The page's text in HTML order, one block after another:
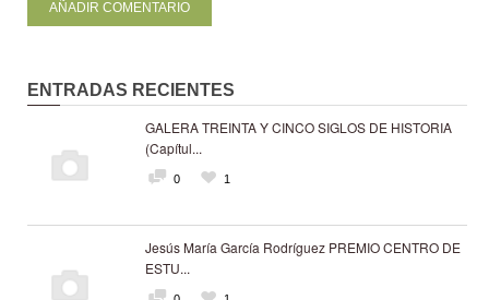
ENTRADAS RECIENTES
GALERA TREINTA Y CINCO SIGLOS DE HISTORIA
(Capítul...
0 1
Jesús María García Rodríguez PREMIO CENTRO DE
ESTU...